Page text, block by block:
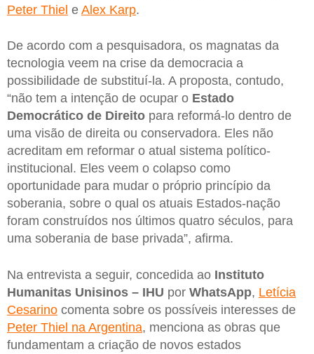
Peter Thiel e Alex Karp.
De acordo com a pesquisadora, os magnatas da
tecnologia veem na crise da democracia a
possibilidade de substituí-la. A proposta, contudo,
“não tem a intenção de ocupar o Estado
Democrático de Direito para reformá-lo dentro de
uma visão de direita ou conservadora. Eles não
acreditam em reformar o atual sistema político-
institucional. Eles veem o colapso como
oportunidade para mudar o próprio princípio da
soberania, sobre o qual os atuais Estados-nação
foram construídos nos últimos quatro séculos, para
uma soberania de base privada”, afirma.
Na entrevista a seguir, concedida ao Instituto
Humanitas Unisinos – IHU por WhatsApp, Letícia
Cesarino comenta sobre os possíveis interesses de
Peter Thiel na Argentina, menciona as obras que
fundamentam a criação de novos estados